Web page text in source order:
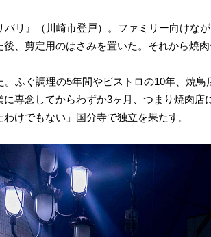
リ』（川崎市登戸）。ファミリー向けな
、剪定用のはさみを置いた。それから焼
ふぐ調理の5年間やビストロの10年、焼
に専念してからわずか3ヶ月、つまり焼肉
けでもない」国分寺で独立を果たす。